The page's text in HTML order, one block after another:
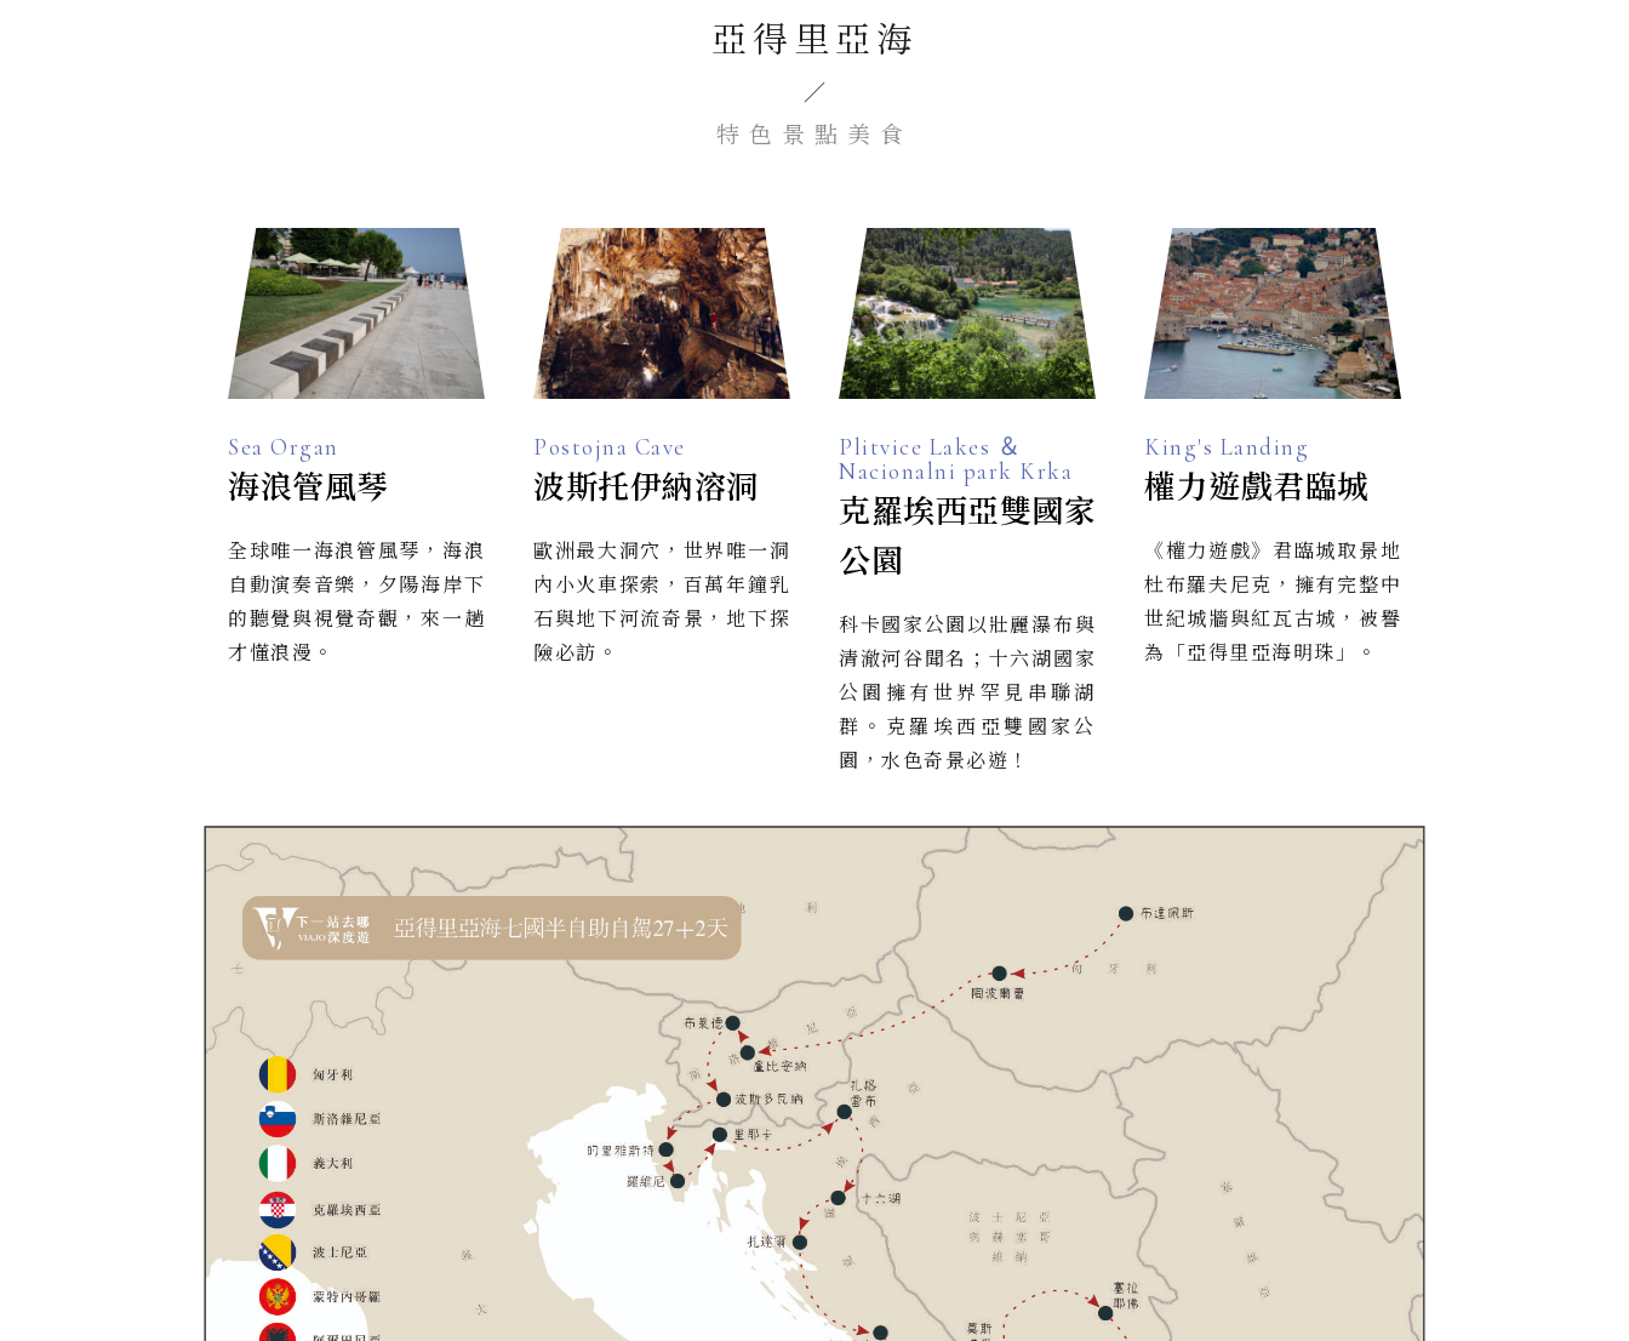
亞得里亞海
／
特色景點美食
Sea Organ
海浪管風琴
全球唯一海浪管風琴，海浪
自動演奏音樂，夕陽海岸下
的聽覺與視覺奇觀，來一趟
才懂浪漫。
Postojna Cave
波斯托伊納溶洞
歐洲最大洞穴，世界唯一洞
內小火車探索，百萬年鐘乳
石與地下河流奇景，地下探
險必訪。
Plitvice Lakes ＆
Nacionalni park Krka
克羅埃西亞雙國家
公園
科卡國家公園以壯麗瀑布與
清澈河谷聞名；十六湖國家
公園擁有世界罕見串聯湖
群。克羅埃西亞雙國家公
園，水色奇景必遊！
King's Landing
權力遊戲君臨城
《權力遊戲》君臨城取景地
杜布羅夫尼克，擁有完整中
世紀城牆與紅瓦古城，被譽
為「亞得里亞海明珠」。